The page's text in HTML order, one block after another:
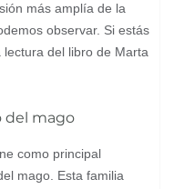
más amplía de la
observar. Si estás
del libro de Marta
del mago
como principal
mago. Esta familia